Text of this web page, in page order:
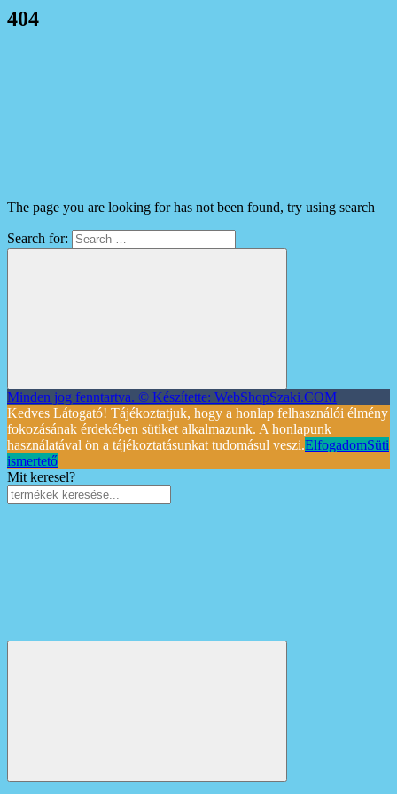
404
The page you are looking for has not been found, try using search
Search for:
Minden jog fenntartva. © Készítette: WebShopSzaki.COM
Kedves Látogató! Tájékoztatjuk, hogy a honlap felhasználói élmény
fokozásának érdekében sütiket alkalmazunk. A honlapunk
használatával ön a tájékoztatásunkat tudomásul veszi.ElfogadomSüti
ismertető
Mit keresel?